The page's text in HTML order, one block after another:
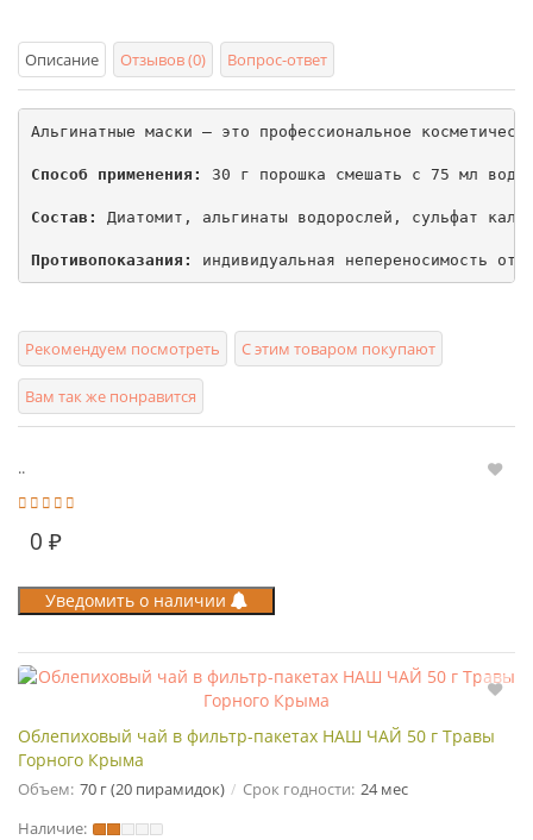
Описание Отзывов (0) Вопрос-ответ
Альгинатные маски – это профессиональное
Способ применения: 30 г порошка смешать с 75 мл
Состав: Диатомит, альгинаты водорослей, сульфат
Противопоказания: индивидуальная непереносимость
Рекомендуем посмотреть С этим товаром покупают
Вам так же понравится
..
0 ₽
Уведомить о наличии
Облепиховый чай в фильтр-пакетах НАШ ЧАЙ 50 г Травы
Горного Крыма
Объем: 70 г (20 пирамидок) Срок годности: 24 мес
Наличие: